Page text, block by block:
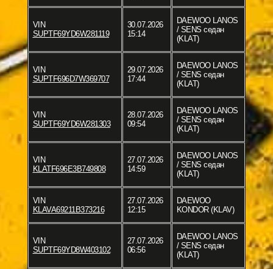
VIN
SUPTF69YD6W281119
30.07.2026
15:14
DAEWOO LANOS
/ SENS седан
(KLAT)
VIN
SUPTF696D7W369707
29.07.2026
17:44
DAEWOO LANOS
/ SENS седан
(KLAT)
VIN
SUPTF69YD6W281303
28.07.2026
09:54
DAEWOO LANOS
/ SENS седан
(KLAT)
VIN
KLATF696E3B749808
27.07.2026
14:59
DAEWOO LANOS
/ SENS седан
(KLAT)
VIN
KLAVA69211B373216
27.07.2026
12:15
DAEWOO
KONDOR (KLAV)
VIN
SUPTF69YD8W403102
27.07.2026
06:56
DAEWOO LANOS
/ SENS седан
(KLAT)